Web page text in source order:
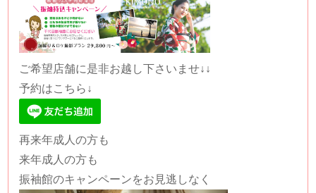
ご希望店舗に是非お越し下さいませ↓↓
予約はこちら↓
再来年成人の方も
来年成人の方も
振袖館のキャンペーンをお見逃しなく